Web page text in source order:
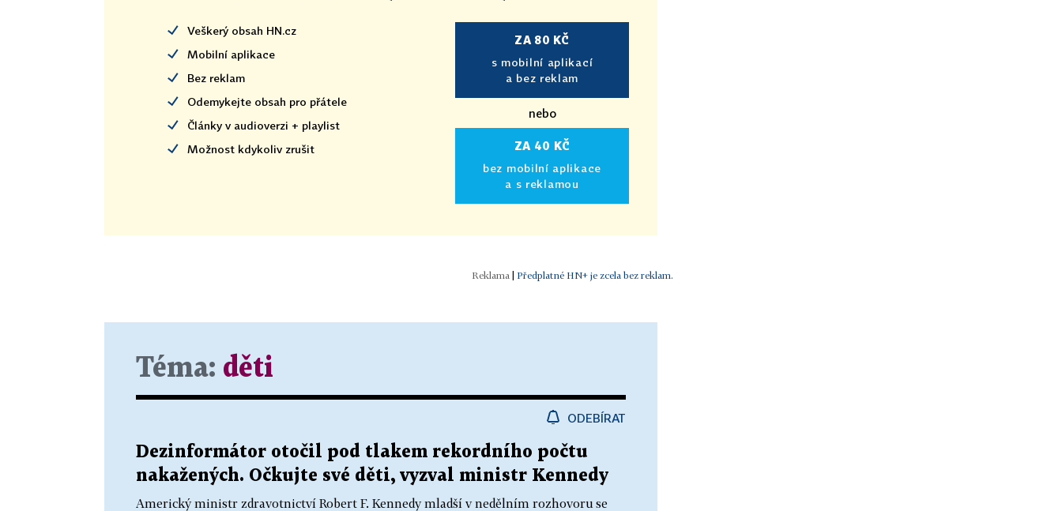
Veškerý obsah HN.cz
Mobilní aplikace
Bez reklam
Odemykejte obsah pro přátele
Články v audioverzi + playlist
Možnost kdykoliv zrušit
ZA 80 KČ
s mobilní aplikací
a bez reklam
nebo
ZA 40 KČ
bez mobilní aplikace
a s reklamou
| Předplatné HN+ je zcela bez reklam.
Téma: děti
ODEBÍRAT
Dezinformátor otočil pod tlakem rekordního počtu
nakažených. Očkujte své děti, vyzval ministr Kennedy
Americký ministr zdravotnictví Robert F. Kennedy mladší v nedělním rozhovoru se